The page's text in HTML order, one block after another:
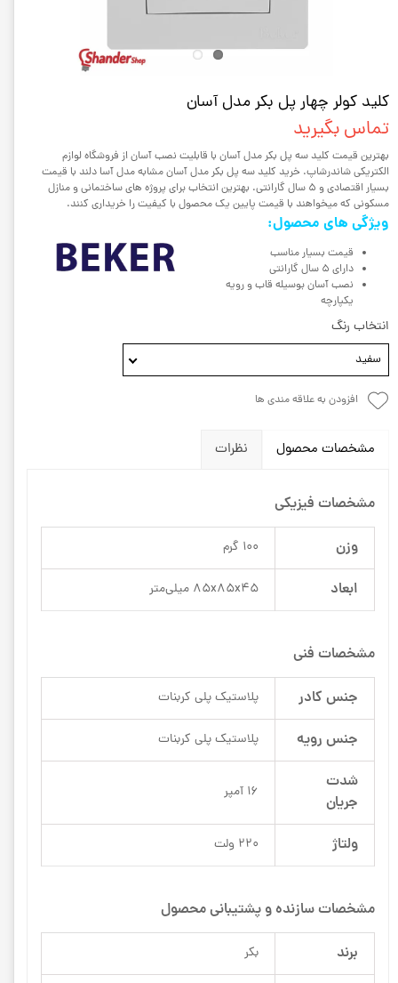
کلید کولر چهار پل بکر مدل آسان
تماس بگیرید
بهترین قیمت کلید سه پل بکر مدل آسان با قابلیت نصب آسان از فروشگاه لوازم
الکتریکی شاندرشاپ. خرید کلید سه پل بکر مدل آسان مشابه مدل آسا دلند با قیمت
بسیار اقتصادی و 5 سال گارانتی. بهترین انتخاب برای پروژه های ساختمانی و منازل
مسکونی که میخواهند با قیمت پایین یک محصول با کیفیت را خریداری کنند.
ویژگی های محصول:
قیمت بسیار مناسب
دارای 5 سال گارانتی
نصب آسان بوسیله قاب و رویه
یکپارچه
انتخاب رنگ
سفید
افزودن به علاقه مندی ها
مشخصات محصول نظرات
مشخصات فیزیکی
وزن 100 گرم
ابعاد 85x85x45 میلی‌متر
مشخصات فنی
جنس کادر پلاستیک پلی کربنات
جنس رویه پلاستیک پلی کربنات
شدت
جریان
16 آمپر
ولتاژ 220 ولت
مشخصات سازنده و پشتیبانی محصول
برند بکر